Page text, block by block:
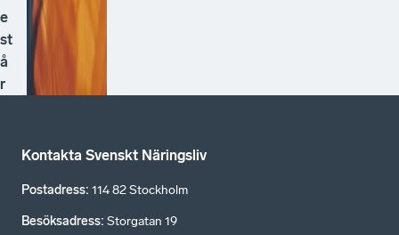
e
st
å
r
Kontakta Svenskt Näringsliv
Postadress: 114 82 Stockholm
Besöksadress: Storgatan 19